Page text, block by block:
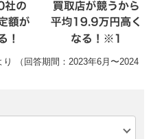
（回答期間：2023年6月〜2024